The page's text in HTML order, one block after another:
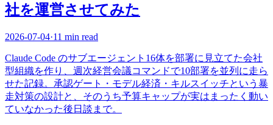
社を運営させてみた
2026-07-04·11 min read
Claude Code のサブエージェント16体を部署に見立てた会社
型組織を作り、週次経営会議コマンドで10部署を並列に走ら
せた記録。承認ゲート・モデル経済・キルスイッチという暴
走対策の設計と、そのうち予算キャップが実はまったく動い
ていなかった後日談まで。